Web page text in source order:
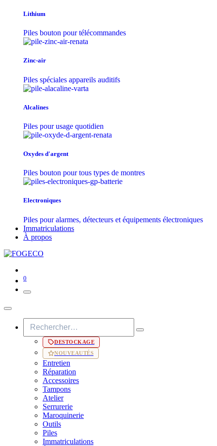
Lithium
Piles bouton pour télécommandes
Zinc-air
Piles spéciales appareils auditifs
Alcalines
Piles pour usage quotidien
Oxydes d'argent
Piles bouton pour tous types de montres
Electroniques
Piles pour alarmes, détecteurs et équipements électroniques
Immatriculations
À propos
0
DESTOCKAGE
NOUVEAUTÉS
Entretien
Réparation
Accessoires
Tampons
Atelier
Serrurerie
Maroquinerie
Outils
Piles
Immatriculations